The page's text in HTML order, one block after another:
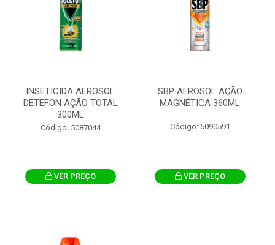
INSETICIDA AEROSOL
DETEFON AÇÃO TOTAL
300ML
Código: 5087044
VER PREÇO
SBP AEROSOL AÇÃO
MAGNÉTICA 360ML
Código: 5090591
VER PREÇO